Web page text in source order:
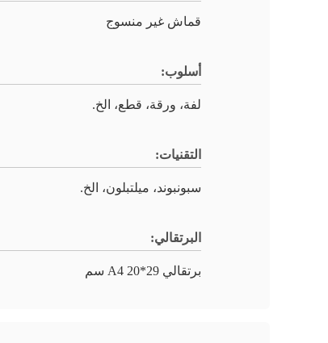
قماش غير منسوج
أسلوب:
لفة، ورقة، قطع، الخ.
التقنيات:
سبونبوند، ميلتبلون، الخ.
البرتقالي:
برتقالي A4 20*29 سم